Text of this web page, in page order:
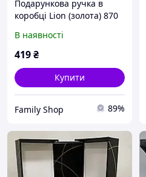
Подарункова ручка в
коробці Lion (золота) 870
В наявності
419₴
Купити
Family Shop 89%